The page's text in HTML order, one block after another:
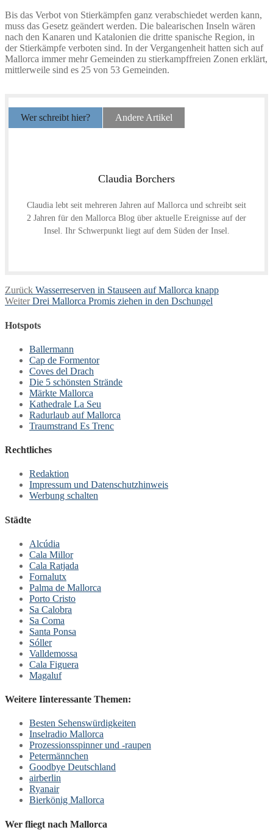
Bis das Verbot von Stierkämpfen ganz verabschiedet werden kann,
muss das Gesetz geändert werden. Die balearischen Inseln wären
nach den Kanaren und Katalonien die dritte spanische Region, in
der Stierkämpfe verboten sind. In der Vergangenheit hatten sich auf
Mallorca immer mehr Gemeinden zu stierkampffreien Zonen erklärt,
mittlerweile sind es 25 von 53 Gemeinden.
Wer schreibt hier? Andere Artikel
Claudia Borchers
Claudia lebt seit mehreren Jahren auf Mallorca und schreibt seit
2 Jahren für den Mallorca Blog über aktuelle Ereignisse auf der
Insel. Ihr Schwerpunkt liegt auf dem Süden der Insel.
Beitragsnavigation
Zurück Vorheriger
Beitrag:
Wasserreserven in Stauseen auf Mallorca knapp
Weiter Nächster
Drei Mallorca Promis ziehen in den Dschungel
Hotspots
Ballermann
Cap de Formentor
Coves del Drach
Die 5 schönsten Strände
Märkte Mallorca
Kathedrale La Seu
Radurlaub auf Mallorca
Traumstrand Es Trenc
Rechtliches
Redaktion
Impressum und Datenschutzhinweis
Werbung schalten
Städte
Alcúdia
Cala Millor
Cala Ratjada
Fornalutx
Palma de Mallorca
Porto Cristo
Sa Calobra
Sa Coma
Santa Ponsa
Sóller
Valldemossa
Cala Figuera
Magaluf
Weitere Iinteressante Themen:
Besten Sehenswürdigkeiten
Inselradio Mallorca
Prozessionsspinner und -raupen
Petermännchen
Goodbye Deutschland
airberlin
Ryanair
Bierkönig Mallorca
Wer fliegt nach Mallorca